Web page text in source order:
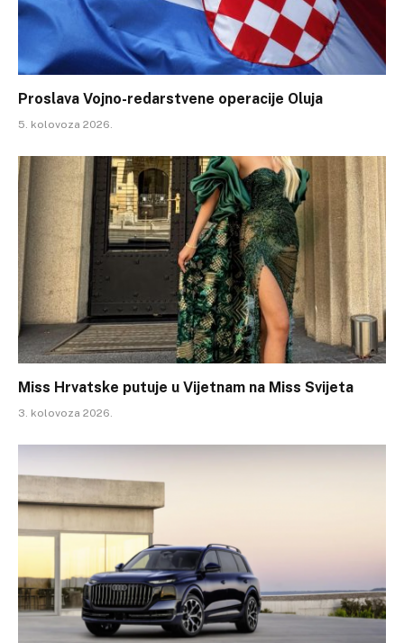
Proslava Vojno-redarstvene operacije Oluja
5. kolovoza 2026.
Miss Hrvatske putuje u Vijetnam na Miss Svijeta
3. kolovoza 2026.